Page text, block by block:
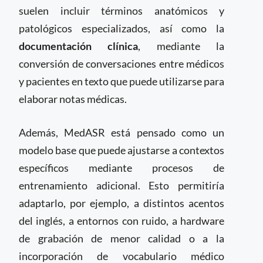
suelen incluir términos anatómicos y
patológicos especializados, así como la
documentación clínica, mediante la
conversión de conversaciones entre médicos
y pacientes en texto que puede utilizarse para
elaborar notas médicas.
Además, MedASR está pensado como un
modelo base que puede ajustarse a contextos
específicos mediante procesos de
entrenamiento adicional. Esto permitiría
adaptarlo, por ejemplo, a distintos acentos
del inglés, a entornos con ruido, a hardware
de grabación de menor calidad o a la
incorporación de vocabulario médico